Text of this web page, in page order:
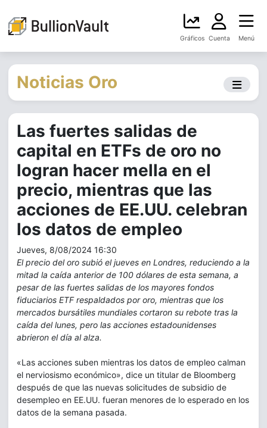
Gráficos Cuenta Menú
Noticias Oro
Las fuertes salidas de
capital en ETFs de oro no
logran hacer mella en el
precio, mientras que las
acciones de EE.UU. celebran
los datos de empleo
Jueves, 8/08/2024 16:30
El precio del oro subió el jueves en Londres, reduciendo a la
mitad la caída anterior de 100 dólares de esta semana, a
pesar de las fuertes salidas de los mayores fondos
fiduciarios ETF respaldados por oro, mientras que los
mercados bursátiles mundiales cortaron su rebote tras la
caída del lunes, pero las acciones estadounidenses
abrieron el día al alza.
«Las acciones suben mientras los datos de empleo calman
el nerviosismo económico», dice un titular de Bloomberg
después de que las nuevas solicitudes de subsidio de
desempleo en EE.UU. fueran menores de lo esperado en los
datos de la semana pasada.